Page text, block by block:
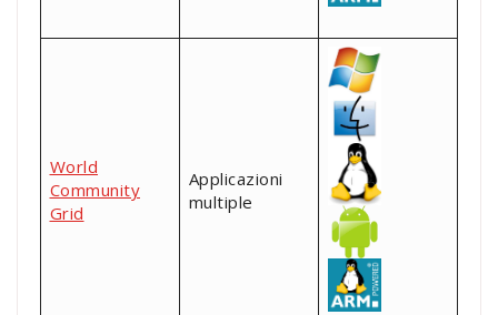
World
Community
Grid
Applicazioni
multiple